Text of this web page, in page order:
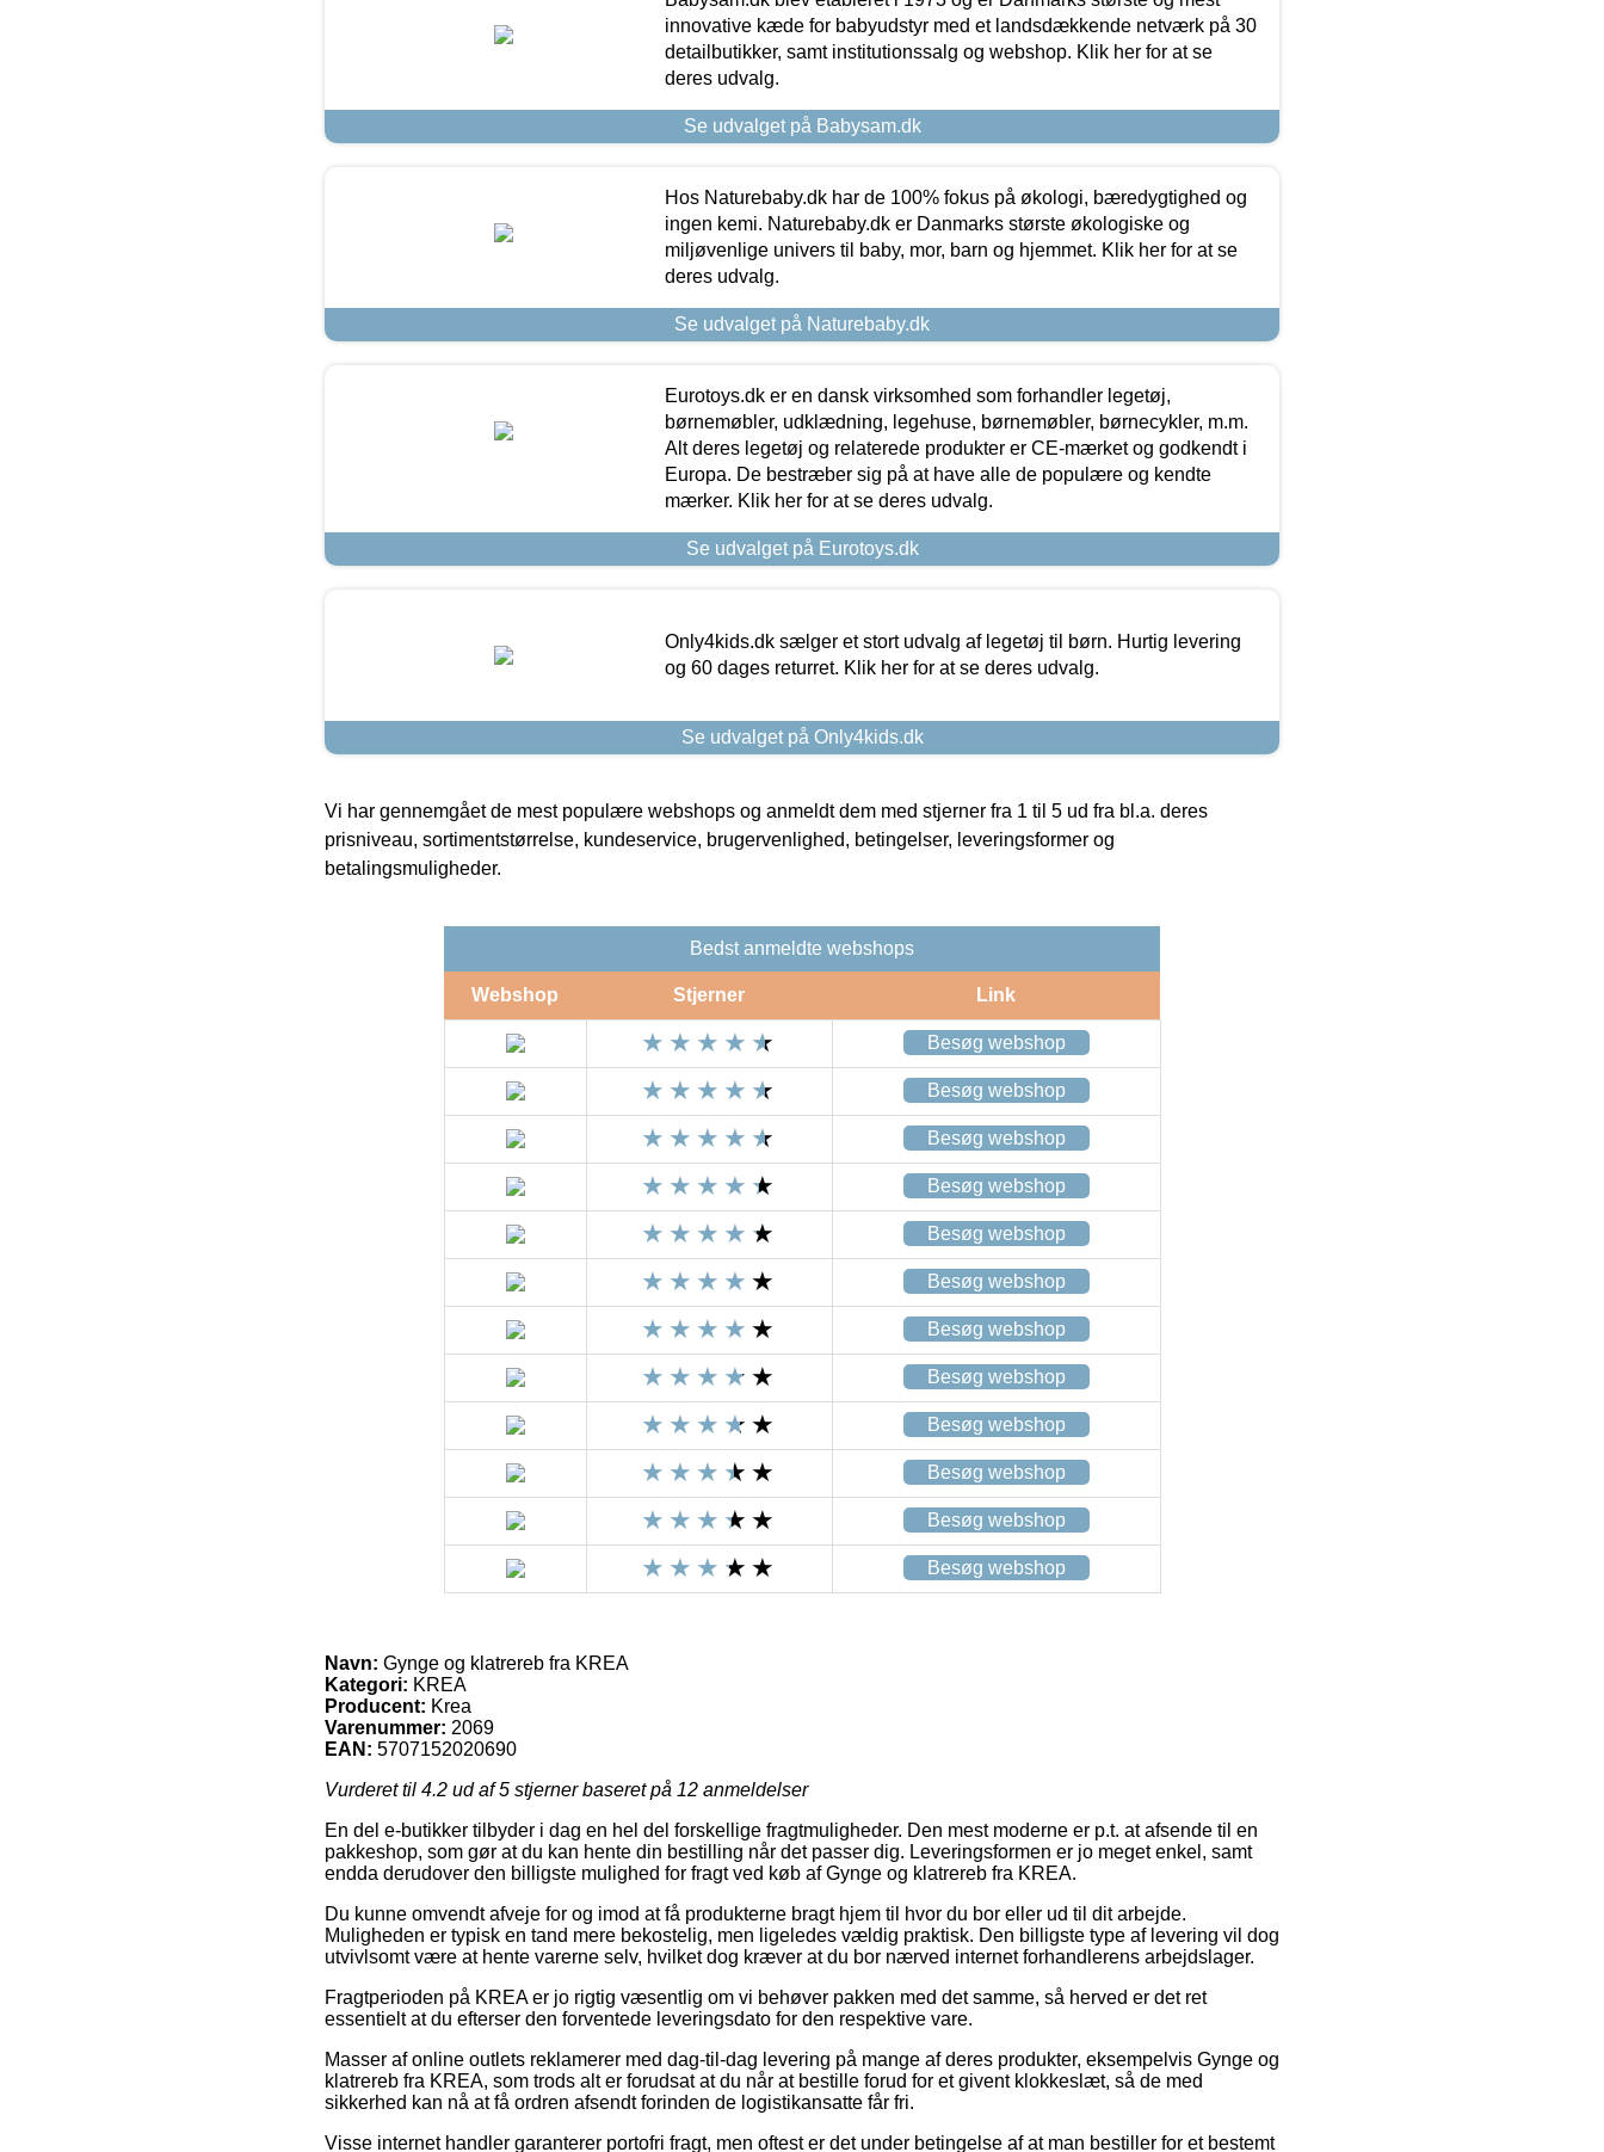
innovative kæde for babyudstyr med et landsdækkende netværk på 30
detailbutikker, samt institutionssalg og webshop. Klik her for at se
deres udvalg.
Se udvalget på Babysam.dk
Hos Naturebaby.dk har de 100% fokus på økologi, bæredygtighed og
ingen kemi. Naturebaby.dk er Danmarks største økologiske og
miljøvenlige univers til baby, mor, barn og hjemmet. Klik her for at se
deres udvalg.
Se udvalget på Naturebaby.dk
Eurotoys.dk er en dansk virksomhed som forhandler legetøj,
børnemøbler, udklædning, legehuse, børnemøbler, børnecykler, m.m.
Alt deres legetøj og relaterede produkter er CE-mærket og godkendt i
Europa. De bestræber sig på at have alle de populære og kendte
mærker. Klik her for at se deres udvalg.
Se udvalget på Eurotoys.dk
Only4kids.dk sælger et stort udvalg af legetøj til børn. Hurtig levering
og 60 dages returret. Klik her for at se deres udvalg.
Se udvalget på Only4kids.dk
Vi har gennemgået de mest populære webshops og anmeldt dem med stjerner fra 1 til 5 ud fra bl.a. deres
prisniveau, sortimentstørrelse, kundeservice, brugervenlighed, betingelser, leveringsformer og
betalingsmuligheder.
Bedst anmeldte webshops
Webshop Stjerner Link
Besøg webshop
Besøg webshop
Besøg webshop
Besøg webshop
Besøg webshop
Besøg webshop
Besøg webshop
Besøg webshop
Besøg webshop
Besøg webshop
Besøg webshop
Besøg webshop
Navn: Gynge og klatrereb fra KREA
Kategori: KREA
Producent: Krea
Varenummer: 2069
EAN: 5707152020690
Vurderet til 4.2 ud af 5 stjerner baseret på 12 anmeldelser
En del e-butikker tilbyder i dag en hel del forskellige fragtmuligheder. Den mest moderne er p.t. at afsende til en
pakkeshop, som gør at du kan hente din bestilling når det passer dig. Leveringsformen er jo meget enkel, samt
endda derudover den billigste mulighed for fragt ved køb af Gynge og klatrereb fra KREA.
Du kunne omvendt afveje for og imod at få produkterne bragt hjem til hvor du bor eller ud til dit arbejde.
Muligheden er typisk en tand mere bekostelig, men ligeledes vældig praktisk. Den billigste type af levering vil dog
utvivlsomt være at hente varerne selv, hvilket dog kræver at du bor nærved internet forhandlerens arbejdslager.
Fragtperioden på KREA er jo rigtig væsentlig om vi behøver pakken med det samme, så herved er det ret
essentielt at du efterser den forventede leveringsdato for den respektive vare.
Masser af online outlets reklamerer med dag-til-dag levering på mange af deres produkter, eksempelvis Gynge og
klatrereb fra KREA, som trods alt er forudsat at du når at bestille forud for et givent klokkeslæt, så de med
sikkerhed kan nå at få ordren afsendt forinden de logistikansatte får fri.
Visse internet handler garanterer portofri fragt, men oftest er det under betingelse af at man bestiller for et bestemt